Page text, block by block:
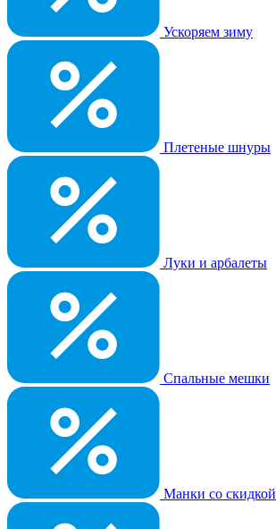
Ускоряем зиму
Плетеные шнуры
Луки и арбалеты
Спальные мешки
Манки со скидкой